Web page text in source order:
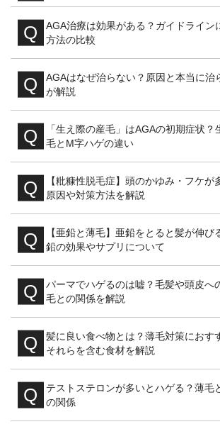
AGA治療は効果がある？ガイドライン
方法の比較
AGAはなぜ治らない？原因と本当に治
が解説
「生え際の産毛」はAGAの初期症状
毛とM字ハゲの違い
【粃糠性脱毛症】頭のかゆみ・フケが
原因や対策方法を解説
【亜鉛と薄毛】亜鉛をとると髪が伸び
鉛の効果やサプリについて
パーマでハゲるのは嘘？毛髪や頭皮へ
毛との関係を解説
髪に良い食べ物とは？薄毛対策におす
それらを含む食材を解説
テストステロンが多いとハゲる？薄毛
の関係